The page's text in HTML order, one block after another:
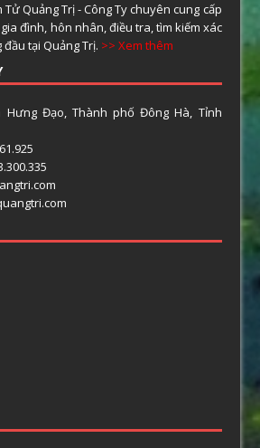
Tử Quảng Trị - Công Ty chuyên cung cấp
đình, hôn nhân, điều tra, tìm kiếm xác
tại Quảng Trị. >> Xem thêm
Đạo, Thành phố Đông Hà, Tỉnh